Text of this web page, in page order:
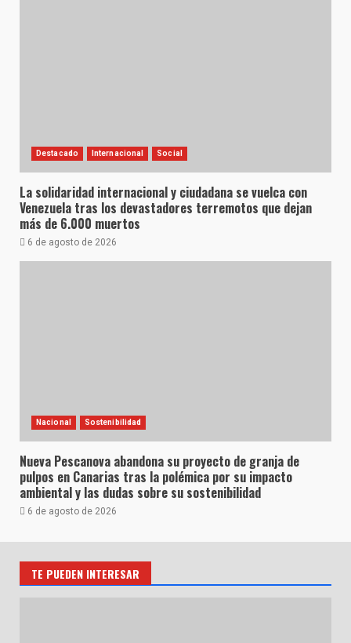
Destacado Internacional Social
La solidaridad internacional y ciudadana se vuelca con
Venezuela tras los devastadores terremotos que dejan
más de 6.000 muertos
6 de agosto de 2026
Nacional Sostenibilidad
Nueva Pescanova abandona su proyecto de granja de
pulpos en Canarias tras la polémica por su impacto
ambiental y las dudas sobre su sostenibilidad
6 de agosto de 2026
TE PUEDEN INTERESAR